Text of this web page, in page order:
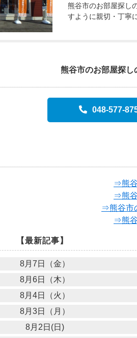
熊谷市のお部屋探し
すように親切・丁寧
熊谷市のお部屋探し
048-577-
⇒熊
⇒熊
⇒熊谷市
⇒熊
【最新記事】
8月7日（金）
8月6日（木）
8月4日（火）
8月3日（月）
8月2日(日)